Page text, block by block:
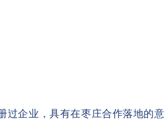
过企业，具有在枣庄合作落地的意